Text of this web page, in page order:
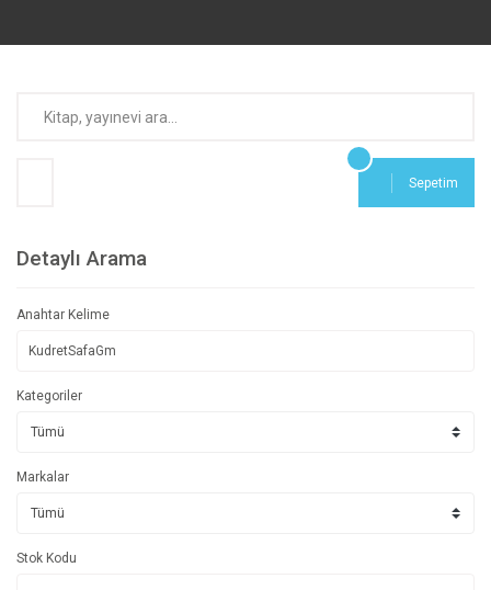
Sepetim
Detaylı Arama
Anahtar Kelime
Kategoriler
Markalar
Stok Kodu